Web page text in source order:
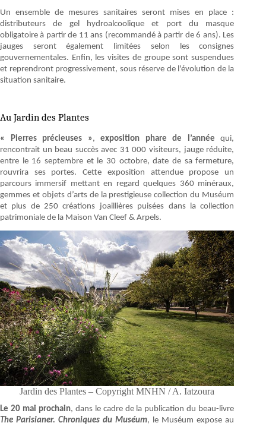
Un ensemble de mesures sanitaires seront mises en place :
distributeurs de gel hydroalcoolique et port du masque
obligatoire à partir de 11 ans (recommandé à partir de 6 ans). Les
jauges seront également limitées selon les consignes
gouvernementales. Enfin, les visites de groupe sont suspendues
et reprendront progressivement, sous réserve de l'évolution de la
situation sanitaire.
Au Jardin des Plantes
« Pierres précieuses »,exposition phare de l’année qui,
rencontrait un beau succès avec 31 000 visiteurs, jauge réduite,
entre le 16 septembre et le 30 octobre, date de sa fermeture,
rouvrira ses portes. Cette exposition attendue propose un
parcours immersif mettant en regard quelques 360 minéraux,
gemmes et objets d’arts de la prestigieuse collection du Muséum
et plus de 250 créations joaillières puisées dans la collection
patrimoniale de la Maison Van Cleef & Arpels.
Jardin des Plantes – Copyright MNHN / A. Iatzoura
Le 20 mai prochain, dans le cadre de la publication du beau-livre
The Parisianer. Chroniques du Muséum, le Muséum expose au